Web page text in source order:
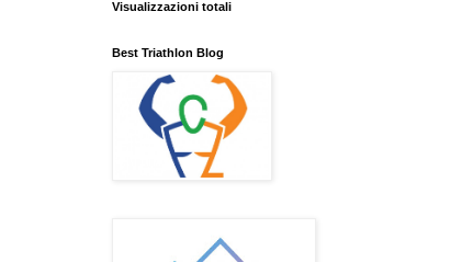
Visualizzazioni totali
Best Triathlon Blog